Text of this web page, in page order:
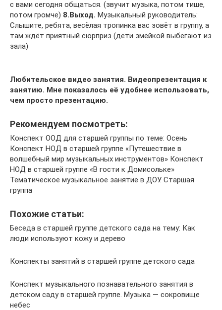
с вами сегодня общаться. (звучит музыка, потом тише,
потом громче) 8.Выход. Музыкальный руководитель:
Слышите, ребята, весёлая тропинка вас зовёт в группу, а
там ждёт приятный сюрприз (дети змейкой выбегают из
зала)
Любительское видео занятия. Видеопрезентация к
занятию. Мне показалось её удобнее использовать,
чем просто презентацию.
Рекомендуем посмотреть:
Конспект ООД для старшей группы по теме: Осень
Конспект НОД в старшей группе «Путешествие в
волшебный мир музыкальных инструментов» Конспект
НОД в старшей группе «В гости к Домисольке»
Тематическое музыкальное занятие в ДОУ. Старшая
группа
Похожие статьи:
Беседа в старшей группе детского сада на тему: Как
люди используют кожу и дерево
Конспекты занятий в старшей группе детского сада
Конспект музыкального познавательного занятия в
детском саду в старшей группе. Музыка — сокровище
небес